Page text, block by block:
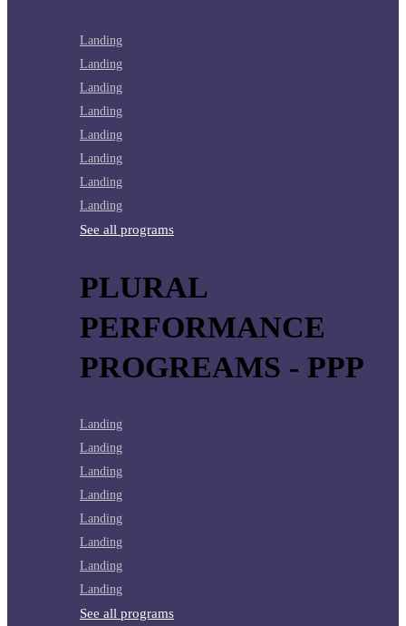
Landing
Landing
Landing
Landing
Landing
Landing
Landing
Landing
See all programs
PLURAL
PERFORMANCE
PROGREAMS - PPP
Landing
Landing
Landing
Landing
Landing
Landing
Landing
Landing
See all programs